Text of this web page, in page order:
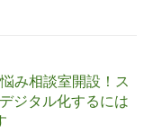
み相談室開設！ス
ジタル化するには